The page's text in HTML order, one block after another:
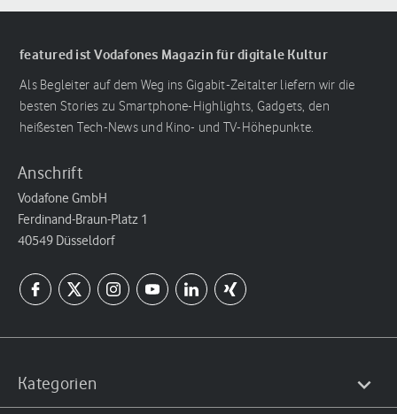
featured ist Vodafones Magazin für digitale Kultur
Als Begleiter auf dem Weg ins Gigabit-Zeitalter liefern wir die
besten Stories zu Smartphone-Highlights, Gadgets, den
heißesten Tech-News und Kino- und TV-Höhepunkte.
Anschrift
Vodafone GmbH
Ferdinand-Braun-Platz 1
40549 Düsseldorf
Kategorien